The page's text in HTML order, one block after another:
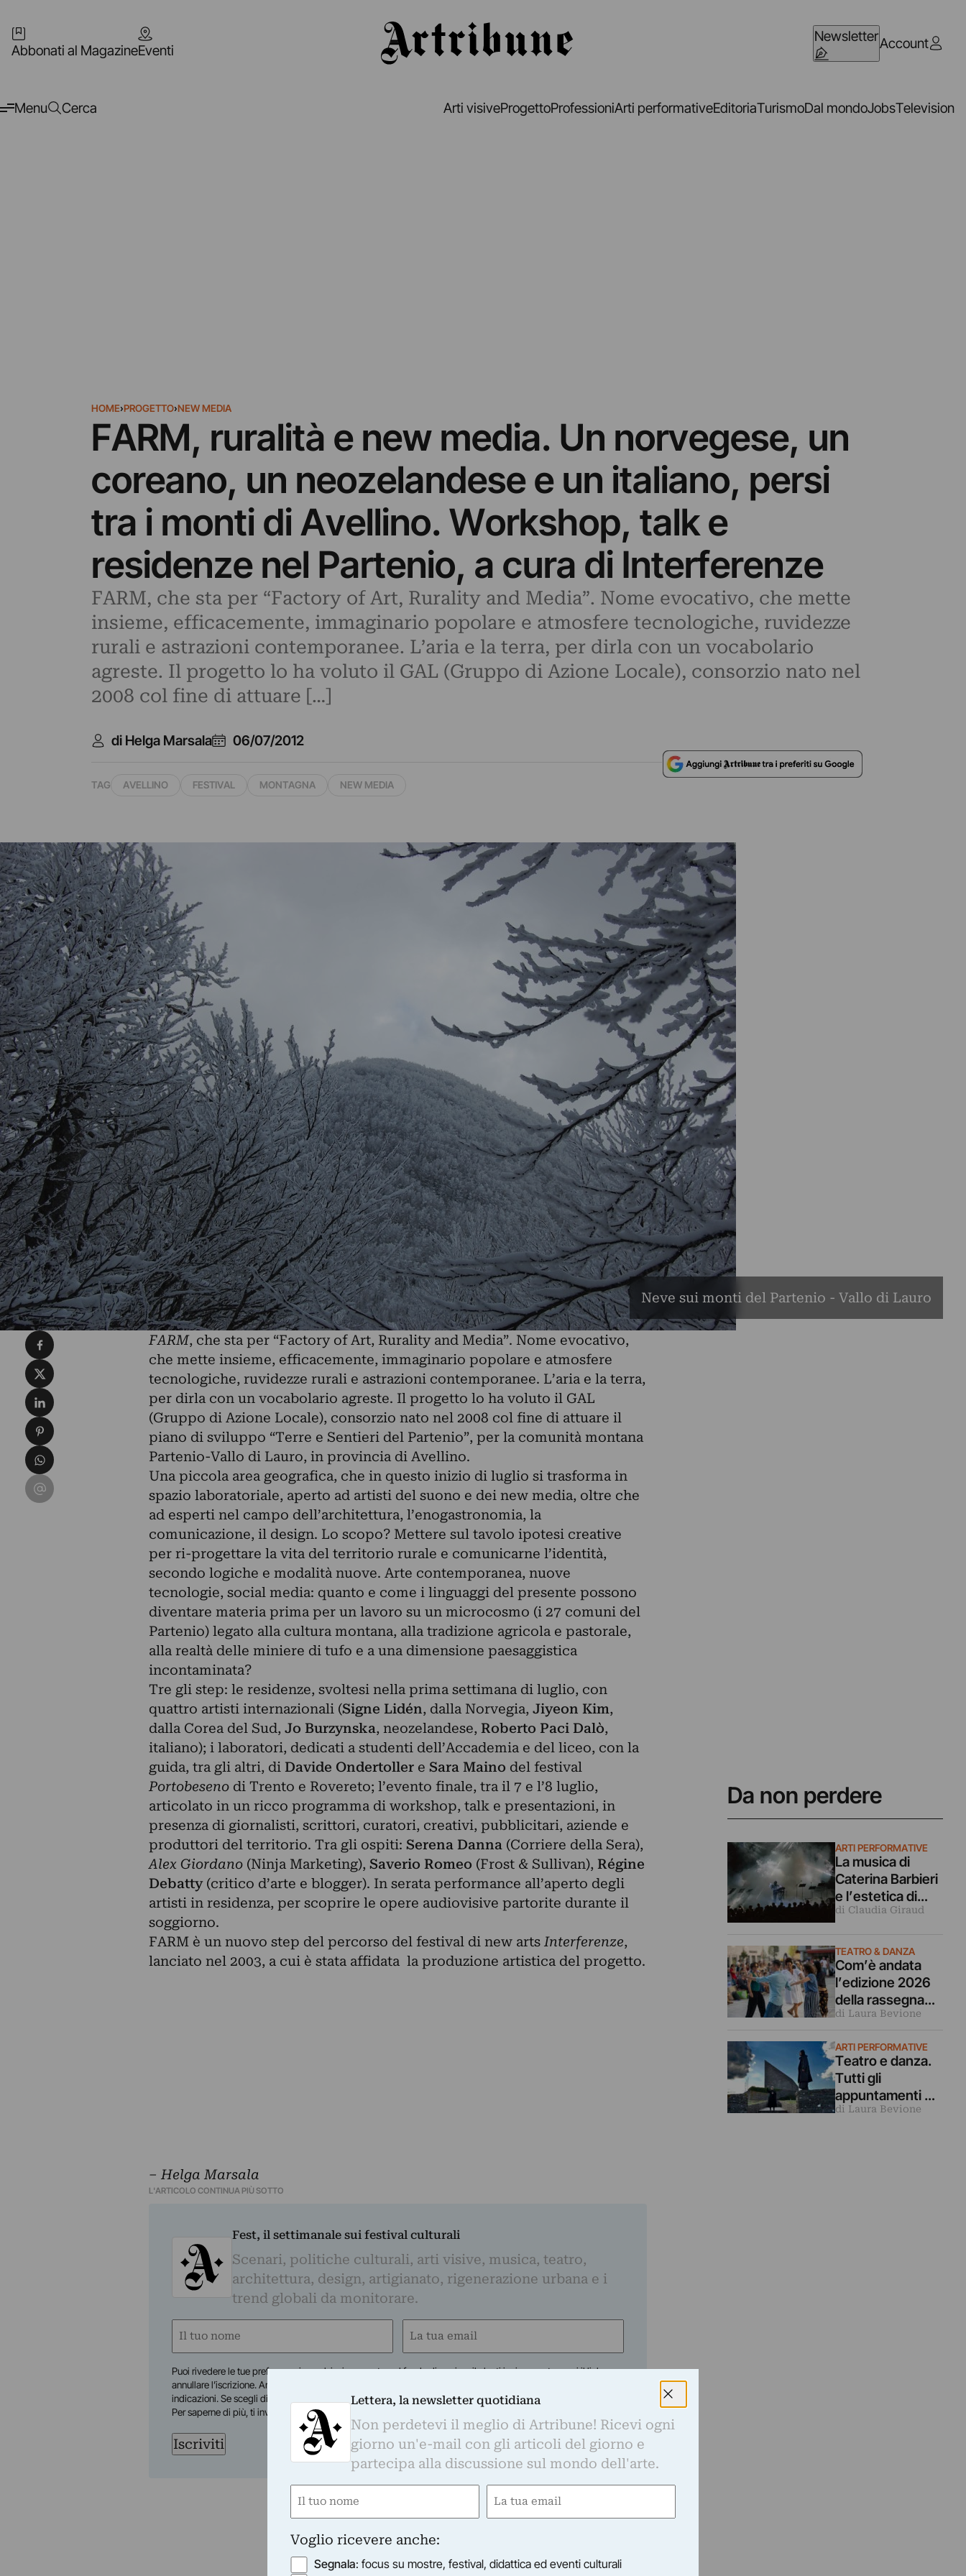
Abbonati al MagazineEventi
NewsletterAccount
Menu Cerca Arti visiveProgettoProfessioniArti performativeEditoriaTurismoDal mondoJobsTelevision
HOME›PROGETTO›NEW MEDIA
FARM, ruralità e new media. Un norvegese, un
coreano, un neozelandese e un italiano, persi
tra i monti di Avellino. Workshop, talk e
residenze nel Partenio, a cura di Interferenze
FARM, che sta per “Factory of Art, Rurality and Media”. Nome evocativo, che mette
insieme, efficacemente, immaginario popolare e atmosfere tecnologiche, ruvidezze
rurali e astrazioni contemporanee. L’aria e la terra, per dirla con un vocabolario
agreste. Il progetto lo ha voluto il GAL (Gruppo di Azione Locale), consorzio nato nel
2008 col fine di attuare […]
di Helga Marsala 06/07/2012
TAG AVELLINO FESTIVAL MONTAGNA NEW MEDIA
Neve sui monti del Partenio - Vallo di Lauro
FARM, che sta per “Factory of Art, Rurality and Media”. Nome evocativo,
che mette insieme, efficacemente, immaginario popolare e atmosfere
tecnologiche, ruvidezze rurali e astrazioni contemporanee. L’aria e la terra,
per dirla con un vocabolario agreste. Il progetto lo ha voluto il GAL
(Gruppo di Azione Locale), consorzio nato nel 2008 col fine di attuare il
piano di sviluppo “Terre e Sentieri del Partenio”, per la comunità montana
Partenio-Vallo di Lauro, in provincia di Avellino.
Una piccola area geografica, che in questo inizio di luglio si trasforma in
spazio laboratoriale, aperto ad artisti del suono e dei new media, oltre che
ad esperti nel campo dell’architettura, l’enogastronomia, la
comunicazione, il design. Lo scopo? Mettere sul tavolo ipotesi creative
per ri-progettare la vita del territorio rurale e comunicarne l’identità,
secondo logiche e modalità nuove. Arte contemporanea, nuove
tecnologie, social media: quanto e come i linguaggi del presente possono
diventare materia prima per un lavoro su un microcosmo (i 27 comuni del
Partenio) legato alla cultura montana, alla tradizione agricola e pastorale,
alla realtà delle miniere di tufo e a una dimensione paesaggistica
incontaminata?
Tre gli step: le residenze, svoltesi nella prima settimana di luglio, con
quattro artisti internazionali (Signe Lidén, dalla Norvegia, Jiyeon Kim,
dalla Corea del Sud, Jo Burzynska, neozelandese, Roberto Paci Dalò,
italiano); i laboratori, dedicati a studenti dell’Accademia e del liceo, con la
guida, tra gli altri, di Davide Ondertollere Sara Maino del festival
Portobesenodi Trento e Rovereto; l’evento finale, tra il 7 e l’8 luglio,
articolato in un ricco programma di workshop, talk e presentazioni, in
presenza di giornalisti, scrittori, curatori, creativi, pubblicitari, aziende e
produttori del territorio. Tra gli ospiti: Serena Danna(Corriere della Sera),
Alex Giordano(Ninja Marketing), Saverio Romeo (Frost & Sullivan), Régine
Debatty(critico d’arte e blogger). In serata performance all’aperto degli
artisti in residenza, per scoprire le opere audiovisive partorite durante il
soggiorno.
FARM è un nuovo step del percorso del festival di new arts Interferenze,
lanciato nel 2003, a cui è stata affidata la produzione artistica del progetto.
– Helga Marsala
L'ARTICOLO CONTINUA PIÙ SOTTO
Fest, il settimanale sui festival culturali
Scenari, politiche culturali, arti visive, musica, teatro,
architettura, design, artigianato, rigenerazione urbana e i
trend globali da monitorare.
Nome
Email
Puoi rivedere le tue preferenze in qualsiasi momento: sul fondo di ogni mail che ti invieremo, troverai il link per
annullare l’iscrizione. Artribune Srl non cederà i tuoi dati a terze parti e utilizzerà i tuoi dati secondo le tue
indicazioni. Se scegli di annullare l’iscrizione, Artribune cancellerà i tuoi dati personali dal proprio database.
Per saperne di più, ti invitiamo a consultare la nostra
Iscriviti
Da non perdere
ARTI PERFORMATIVE
La musica di
Caterina Barbieri
e l’estetica di
Christian Marclay
Romaeuropa
Festival 2026
di Claudia Giraud
TEATRO & DANZA
Com’è andata
l’edizione 2026
della rassegna
Bolzano Danza. Il
di Laura Bevione
ARTI PERFORMATIVE
Teatro e danza.
Tutti gli
appuntamenti da
non perdere per
di Laura Bevione
Condividi su Facebook
Condividi su X
Condividi su LinkedIn
Condividi su Pinterest
Condividi su WhatsApp
Condividi su Email
Lettera, la newsletter quotidiana
Non perdetevi il meglio di Artribune! Ricevi ogni
giorno un'e-mail con gli articoli del giorno e
partecipa alla discussione sul mondo dell'arte.
Nome
Email
Voglio ricevere anche:
Segnala: focus su mostre, festival, didattica ed eventi culturali